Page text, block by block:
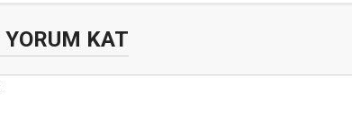
YORUM KAT